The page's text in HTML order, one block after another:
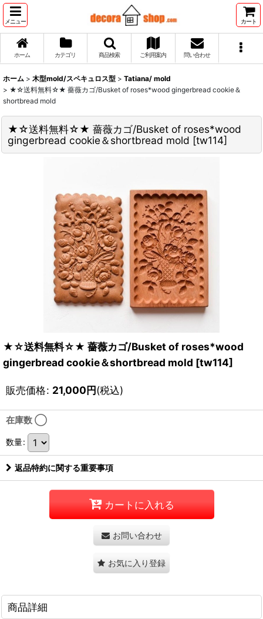
メニュー カート
ホーム カテゴリ 商品検索 ご利用案内 問い合わせ
ホーム > 木型mold/スペキュロス型 > Tatiana/ mold
> ★☆送料無料☆★ 薔薇カゴ/Busket of roses*wood gingerbread cookie＆
shortbread mold
★☆送料無料☆★ 薔薇カゴ/Busket of roses*wood
gingerbread cookie＆shortbread mold [tw114]
★☆送料無料☆★ 薔薇カゴ/Busket of roses*wood
gingerbread cookie＆shortbread mold [tw114]
販売価格: 21,000円(税込)
在庫数 ◯
数量:
返品特約に関する重要事項
カートに入れる
お問い合わせ
お気に入り登録
商品詳細